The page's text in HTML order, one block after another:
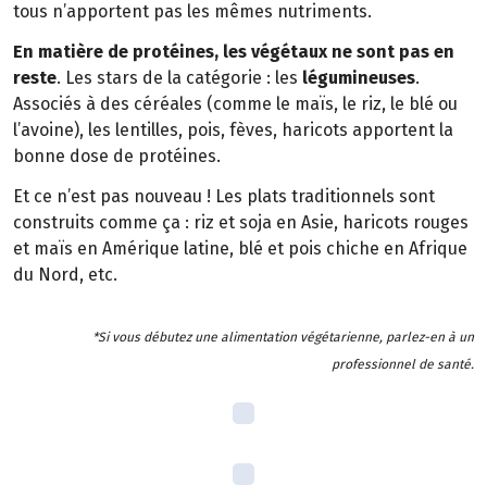
tous n’apportent pas les mêmes nutriments.
En matière de protéines, les végétaux ne sont pas en
reste. Les stars de la catégorie : les légumineuses.
Associés à des céréales (comme le maïs, le riz, le blé ou
l’avoine), les lentilles, pois, fèves, haricots apportent la
bonne dose de protéines.
Et ce n’est pas nouveau ! Les plats traditionnels sont
construits comme ça : riz et soja en Asie, haricots rouges
et maïs en Amérique latine, blé et pois chiche en Afrique
du Nord, etc.
*Si vous débutez une alimentation végétarienne, parlez-en à un
professionnel de santé.